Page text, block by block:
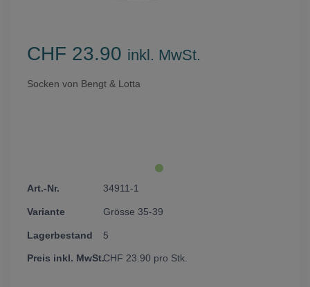
CHF 23.90 inkl. MwSt.
Socken von Bengt & Lotta
34911-1
Grösse 35-39
5
CHF 23.90 pro Stk.